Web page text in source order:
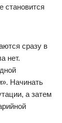
становится
сразу в
нет.
Начинать
а затем